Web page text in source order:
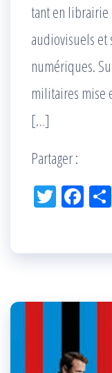
tant en librairie
audiovisuels et
numériques.
militaires mise
[…]
Partager :
Tw Fac
k